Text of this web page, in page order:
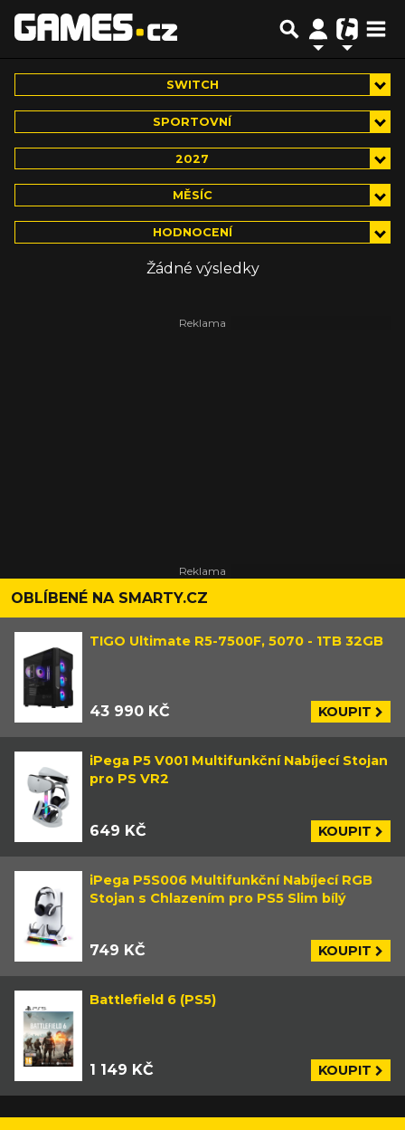
SWITCH
SPORTOVNÍ
2027
MĚSÍC
HODNOCENÍ
Žádné výsledky
OBLÍBENÉ NA SMARTY.CZ
TIGO Ultimate R5-7500F, 5070 - 1TB 32GB
43 990 KČ KOUPIT
iPega P5 V001 Multifunkční Nabíjecí Stojan
pro PS VR2
649 KČ KOUPIT
iPega P5S006 Multifunkční Nabíjecí RGB
Stojan s Chlazením pro PS5 Slim bílý
749 KČ KOUPIT
Battlefield 6 (PS5)
1 149 KČ KOUPIT